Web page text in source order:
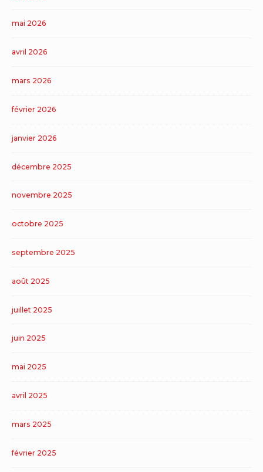
mai 2026
avril 2026
mars 2026
février 2026
janvier 2026
décembre 2025
novembre 2025
octobre 2025
septembre 2025
août 2025
juillet 2025
juin 2025
mai 2025
avril 2025
mars 2025
février 2025